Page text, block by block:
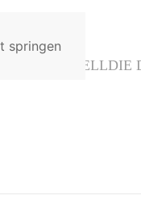
springen
AKTUELLDIE